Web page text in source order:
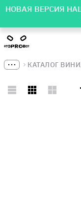
НОВАЯ ВЕРСИЯ
КАТАЛОГ